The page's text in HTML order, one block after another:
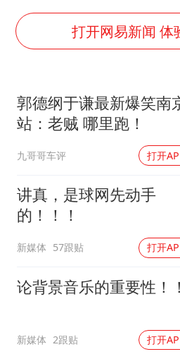
上海大部
《龙餐馆
以军士
白海豚5
打开网易新闻 体
郭德纲于谦最新爆笑南
站：老贼 哪里跑！
九哥哥车评 打开
讲真，是球网先动手
的！！！
新媒体 57跟贴 打开
论背景音乐的重要性！！
新媒体 2跟贴 打开